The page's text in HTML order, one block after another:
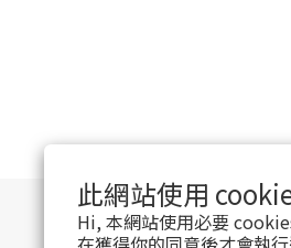
此網站使用
Hi, 本網站使用必要